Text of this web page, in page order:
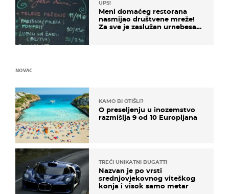
UPS!
Meni domaćeg restorana
nasmijao društvene mreže!
Za sve je zaslužan urnebesan
NOVAC
KAMO BI OTIŠLI?
O preseljenju u inozemstvo
razmišlja 9 od 10 Europljana
TREĆI UNIKATNI BUGATTI
Nazvan je po vrsti
srednjovjekovnog viteškog
konja i visok samo metar